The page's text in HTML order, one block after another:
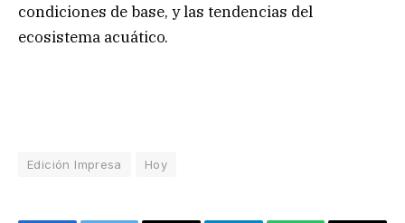
condiciones de base, y las tendencias del
ecosistema acuático.
Edición Impresa Hoy